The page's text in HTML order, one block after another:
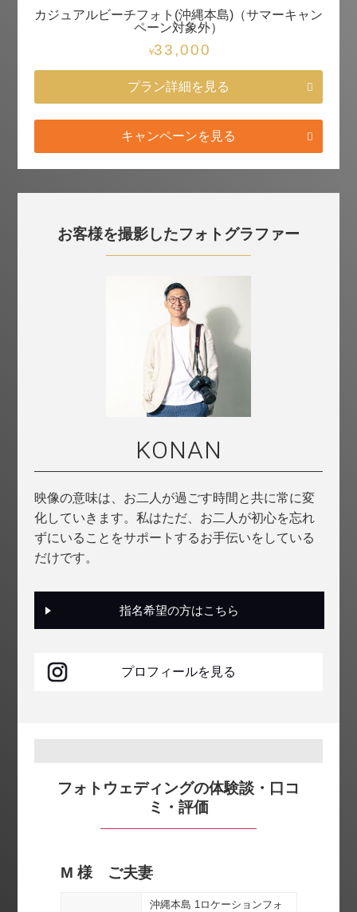
カジュアルビーチフォト(沖縄本島)（サマーキャン
ペーン対象外）
￥33,000
プラン詳細を見る
キャンペーンを見る
お客様を撮影したフォトグラファー
KONAN
映像の意味は、お二人が過ごす時間と共に常に変
化していきます。私はただ、お二人が初心を忘れ
ずにいることをサポートするお手伝いをしている
だけです。
指名希望の方はこちら
プロフィールを見る
フォトウェディングの体験談・口コ
ミ・評価
M 様 ご夫妻
沖縄本島 1ロケーションフォ